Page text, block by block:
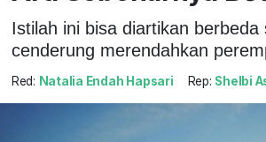
Istilah ini bisa diartikan berbeda
cenderung merendahkan
Red: Natalia Endah Hapsari Rep: Shelbi